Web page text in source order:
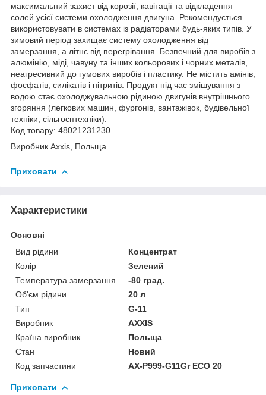
максимальний захист від корозії, кавітації та відкладення
солей усієї системи охолодження двигуна. Рекомендується
використовувати в системах із радіаторами будь-яких типів. У
зимовий період захищає систему охолодження від
замерзання, а літнє від перегрівання. Безпечний для виробів з
алюмінію, міді, чавуну та інших кольорових і чорних металів,
неагресивний до гумових виробів і пластику. Не містить амінів,
фосфатів, силікатів і нітритів. Продукт під час змішування з
водою стає охолоджувальною рідиною двигунів внутрішнього
згоряння (легкових машин, фургонів, вантажівок, будівельної
техніки, сільгосптехніки).
Код товару: 48021231230.
Виробник Axxis, Польща.
Приховати
Характеристики
Основні
Вид рідини
Концентрат
Колір
Зелений
Температура замерзання
-80 град.
Об'єм рідини
20 л
Тип
G-11
Виробник
AXXIS
Країна виробник
Польща
Стан
Новий
Код запчастини
AX-P999-G11Gr ECO 20
Приховати